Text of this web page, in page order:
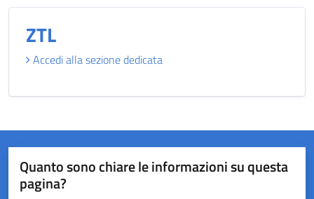
ZTL
Accedi alla sezione dedicata
Quanto sono chiare le informazioni su questa
pagina?